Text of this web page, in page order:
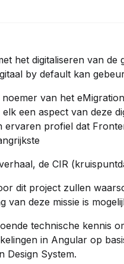
het digitaliseren van
by default kan
van het
een aspect van deze
ervaren profiel dat
de CIR
dit project zullen
van deze missie is
technische kennis
in Angular op
Design System.